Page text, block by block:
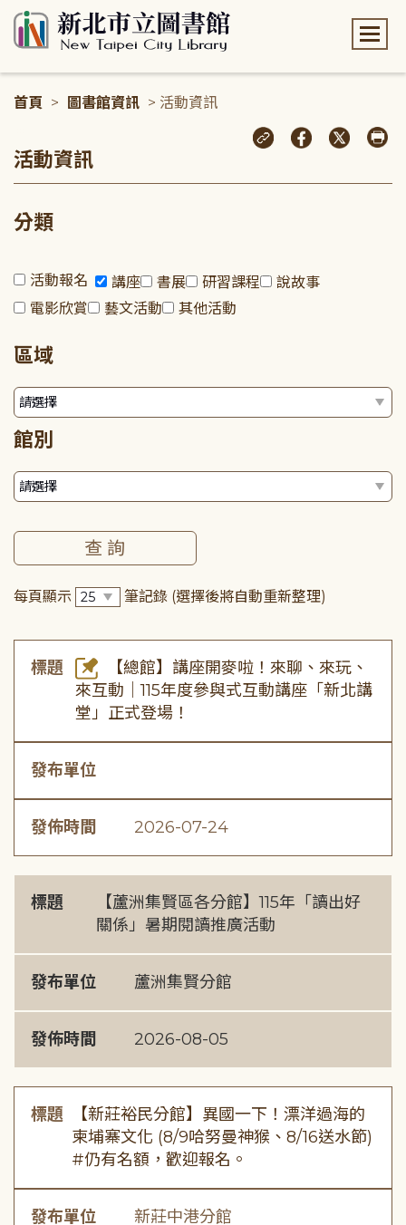
首頁 > 圖書館資訊 > 活動資訊
活動資訊
分類
活動報名 講座 書展 研習課程
說故事
電影欣賞
藝文活動 其他活動
區域
館別
每頁顯示 筆記錄 (選擇後將自動重新整理)
標題
【總館】講座開麥啦！來聊、來玩、
來互動｜115年度參與式互動講座「新北講
堂」正式登場！
發布單位
發佈時間 2026-07-24
標題
【蘆洲集賢區各分館】115年「讀出好
關係」暑期閱讀推廣活動
發布單位 蘆洲集賢分館
發佈時間 2026-08-05
標題
【新莊裕民分館】異國一下！漂洋過海的
柬埔寨文化 (8/9哈努曼神猴、8/16送水節)
#仍有名額，歡迎報名。
發布單位 新莊中港分館